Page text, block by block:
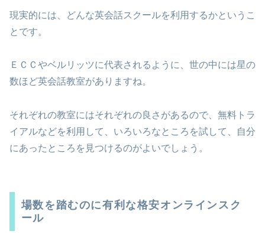
現実的には、どんな英会話スクールを利用するかというこ
とです。
ＥＣＣやベルリッツに代表されるように、世の中には星の
数ほど英会話教室がありますね。
それぞれの教室にはそれぞれの良さがあるので、無料トラ
イアルなどを利用して、いろいろなところを試して、自分
にあったところを見つけるのがよいでしょう。
場数を踏むのに有利な格安オンラインスク
ール